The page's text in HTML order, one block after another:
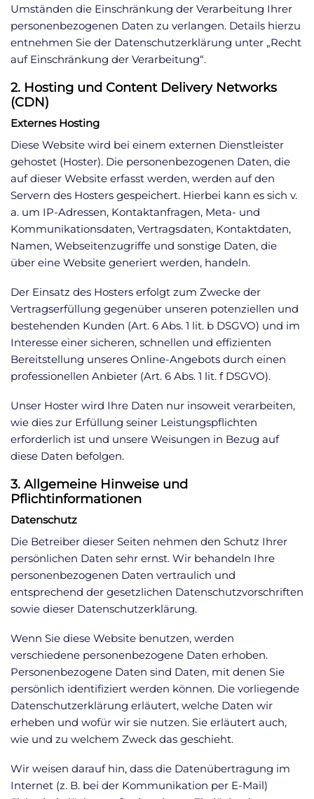
Umständen die Einschränkung der Verarbeitung Ihrer
personenbezogenen Daten zu verlangen. Details hierzu
entnehmen Sie der Datenschutzerklärung unter „Recht
auf Einschränkung der Verarbeitung“.
2. Hosting und Content Delivery Networks
(CDN)
Externes Hosting
Diese Website wird bei einem externen Dienstleister
gehostet (Hoster). Die personenbezogenen Daten, die
auf dieser Website erfasst werden, werden auf den
Servern des Hosters gespeichert. Hierbei kann es sich v.
a. um IP-Adressen, Kontaktanfragen, Meta- und
Kommunikationsdaten, Vertragsdaten, Kontaktdaten,
Namen, Webseitenzugriffe und sonstige Daten, die
über eine Website generiert werden, handeln.
Der Einsatz des Hosters erfolgt zum Zwecke der
Vertragserfüllung gegenüber unseren potenziellen und
bestehenden Kunden (Art. 6 Abs. 1 lit. b DSGVO) und im
Interesse einer sicheren, schnellen und effizienten
Bereitstellung unseres Online-Angebots durch einen
professionellen Anbieter (Art. 6 Abs. 1 lit. f DSGVO).
Unser Hoster wird Ihre Daten nur insoweit verarbeiten,
wie dies zur Erfüllung seiner Leistungspflichten
erforderlich ist und unsere Weisungen in Bezug auf
diese Daten befolgen.
3. Allgemeine Hinweise und
Pflichtinformationen
Datenschutz
Die Betreiber dieser Seiten nehmen den Schutz Ihrer
persönlichen Daten sehr ernst. Wir behandeln Ihre
personenbezogenen Daten vertraulich und
entsprechend der gesetzlichen Datenschutzvorschriften
sowie dieser Datenschutzerklärung.
Wenn Sie diese Website benutzen, werden
verschiedene personenbezogene Daten erhoben.
Personenbezogene Daten sind Daten, mit denen Sie
persönlich identifiziert werden können. Die vorliegende
Datenschutzerklärung erläutert, welche Daten wir
erheben und wofür wir sie nutzen. Sie erläutert auch,
wie und zu welchem Zweck das geschieht.
Wir weisen darauf hin, dass die Datenübertragung im
Internet (z. B. bei der Kommunikation per E-Mail)